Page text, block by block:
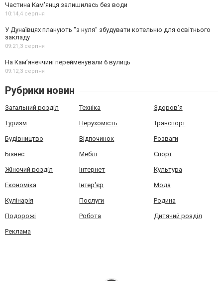
Частина Кам'янця залишилась без води
10:14,4 серпня
У Дунаївцях планують "з нуля" збудувати котельню для освітнього
закладу
09:21,3 серпня
На Камʼянеччині перейменували 6 вулиць
09:12,3 серпня
Рубрики новин
Загальний розділ Техніка Здоров'я
Туризм Нерухомість Транспорт
Будівництво Відпочинок Розваги
Бізнес Меблі Спорт
Жіночий розділ Інтернет Культура
Економіка Інтер'єр Мода
Кулінарія Послуги Родина
Подорожі Робота Дитячий розділ
Реклама